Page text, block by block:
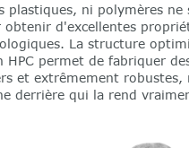
plastiques, ni polymères ne
obtenir d'excellentes
La structure
HPC permet de fabriquer
et extrêmement robustes,
derrière qui la rend